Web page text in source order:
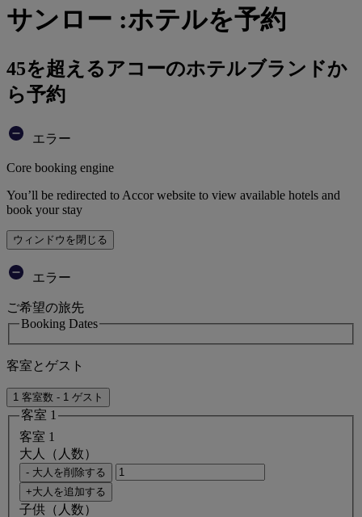
サンロー :ホテルを予約
45を超えるアコーのホテルブランドか
ら予約
エラー
Core booking engine
You’ll be redirected to Accor website to view available hotels and
book your stay
ウィンドウを閉じる
エラー
ご希望の旅先
Booking Dates
客室とゲスト
1 客室数 - 1 ゲスト
客室 1
客室 1
大人（人数）
- 大人を削除する
+大人を追加する
子供（人数）